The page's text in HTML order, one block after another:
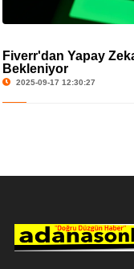
Fiverr'dan Yapay
Bekleniyor
2025-09-17 12:30:27